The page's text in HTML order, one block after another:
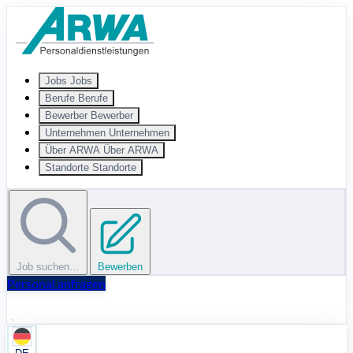
Zum Hauptinhalt springen
Jobs Jobs
Berufe Berufe
Bewerber Bewerber
Unternehmen Unternehmen
Über ARWA Über ARWA
Standorte Standorte
Job suchen… Bewerben
Personal anfragen